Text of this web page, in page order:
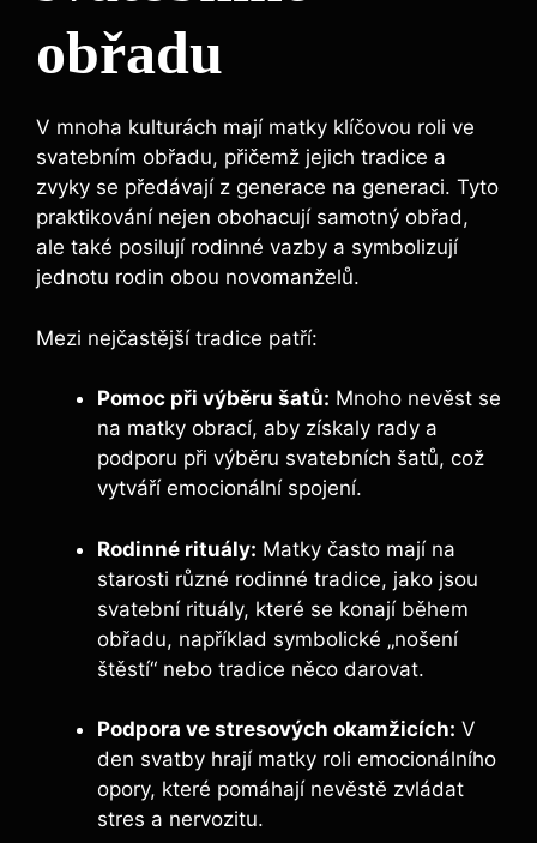
obřadu
V mnoha kulturách mají matky klíčovou roli ve
svatebním obřadu, přičemž jejich tradice a
zvyky se předávají z generace na generaci. Tyto
praktikování nejen obohacují samotný obřad,
ale také posilují rodinné vazby a symbolizují
jednotu rodin obou novomanželů.
Mezi nejčastější tradice patří:
Pomoc při výběru šatů: Mnoho nevěst se
na matky obrací, aby získaly rady a
podporu při výběru svatebních šatů, což
vytváří emocionální spojení.
Rodinné rituály: Matky často mají na
starosti různé rodinné tradice, jako jsou
svatební rituály, které se konají během
obřadu, například symbolické „nošení
štěstí“ nebo tradice něco darovat.
Podpora ve stresových okamžicích: V
den svatby hrají matky roli emocionálního
opory, které pomáhají nevěstě zvládat
stres a nervozitu.